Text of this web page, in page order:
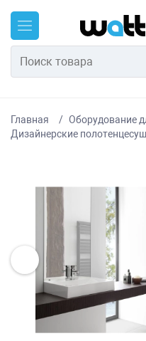
Главная Оборудование
Дизайнерские